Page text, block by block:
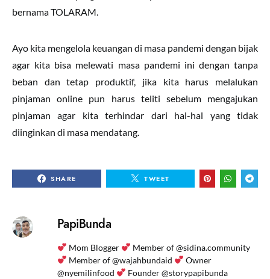
bernama TOLARAM.
Ayo kita mengelola keuangan di masa pandemi dengan bijak
agar kita bisa melewati masa pandemi ini dengan tanpa
beban dan tetap produktif, jika kita harus melalukan
pinjaman online pun harus teliti sebelum mengajukan
pinjaman agar kita terhindar dari hal-hal yang tidak
diinginkan di masa mendatang.
SHARE TWEET
PapiBunda
Mom Blogger
Member of @sidina.community
Member of @wajahbundaid
Owner
@nyemilinfood
Founder @storypapibunda